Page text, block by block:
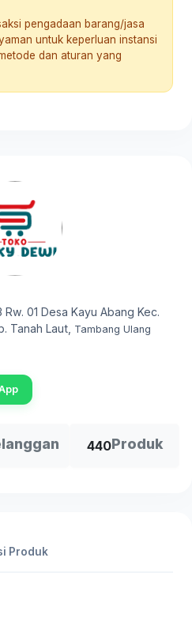
pengadaan barang/jasa
untuk keperluan instansi
dan aturan yang
Rw. 01 Desa Kayu Abang Kec.
Tanah Laut, Tambang Ulang
440Produk
Produk